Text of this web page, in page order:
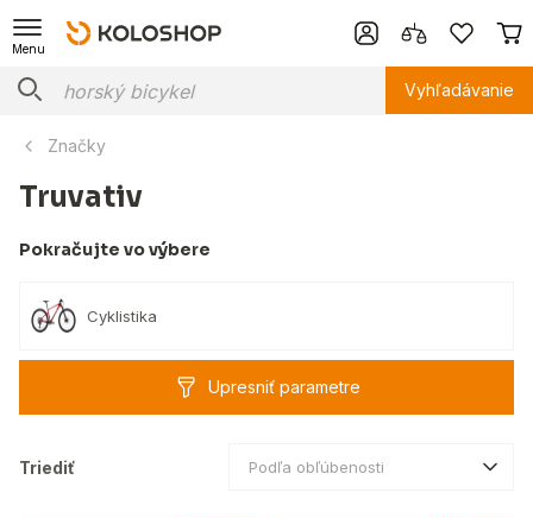
Menu
Vyhľadávanie
Značky
Truvativ
Pokračujte vo výbere
Cyklistika
Upresniť parametre
Triediť Podľa obľúbenosti